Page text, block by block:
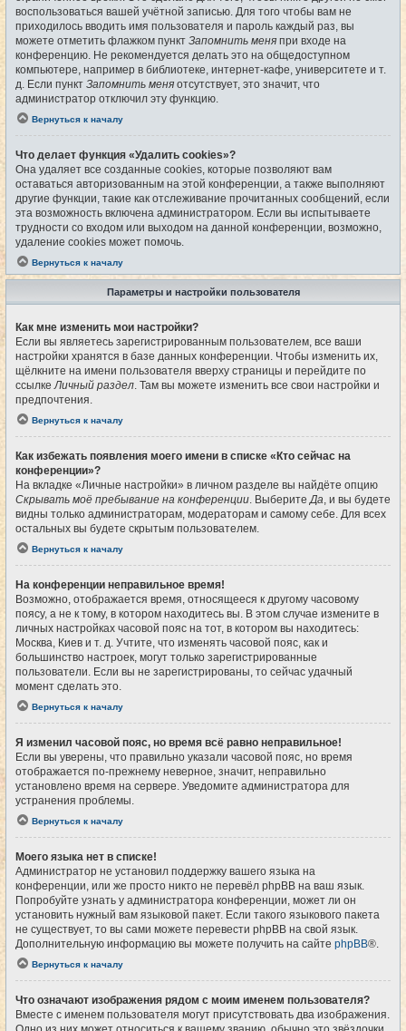
воспользоваться вашей учётной записью. Для того чтобы вам не
приходилось вводить имя пользователя и пароль каждый раз, вы
можете отметить флажком пункт Запомнить меня при входе на
конференцию. Не рекомендуется делать это на общедоступном
компьютере, например в библиотеке, интернет-кафе, университете и т.
д. Если пункт Запомнить меня отсутствует, это значит, что
администратор отключил эту функцию.
Вернуться к началу
Что делает функция «Удалить cookies»?
Она удаляет все созданные cookies, которые позволяют вам
оставаться авторизованным на этой конференции, а также выполняют
другие функции, такие как отслеживание прочитанных сообщений, если
эта возможность включена администратором. Если вы испытываете
трудности со входом или выходом на данной конференции, возможно,
удаление cookies может помочь.
Вернуться к началу
Параметры и настройки пользователя
Как мне изменить мои настройки?
Если вы являетесь зарегистрированным пользователем, все ваши
настройки хранятся в базе данных конференции. Чтобы изменить их,
щёлкните на имени пользователя вверху страницы и перейдите по
ссылкеЛичный раздел. Там вы можете изменить все свои настройки и
предпочтения.
Вернуться к началу
Как избежать появления моего имени в списке «Кто сейчас на
конференции»?
На вкладке «Личные настройки» в личном разделе вы найдёте опцию
Скрывать моё пребывание на конференции. ВыберитеДа, и вы будете
видны только администраторам, модераторам и самому себе. Для всех
остальных вы будете скрытым пользователем.
Вернуться к началу
На конференции неправильное время!
Возможно, отображается время, относящееся к другому часовому
поясу, а не к тому, в котором находитесь вы. В этом случае измените в
личных настройках часовой пояс на тот, в котором вы находитесь:
Москва, Киев и т. д. Учтите, что изменять часовой пояс, как и
большинство настроек, могут только зарегистрированные
пользователи. Если вы не зарегистрированы, то сейчас удачный
момент сделать это.
Вернуться к началу
Я изменил часовой пояс, но время всё равно неправильное!
Если вы уверены, что правильно указали часовой пояс, но время
отображается по-прежнему неверное, значит, неправильно
установлено время на сервере. Уведомите администратора для
устранения проблемы.
Вернуться к началу
Моего языка нет в списке!
Администратор не установил поддержку вашего языка на
конференции, или же просто никто не перевёл phpBB на ваш язык.
Попробуйте узнать у администратора конференции, может ли он
установить нужный вам языковой пакет. Если такого языкового пакета
не существует, то вы сами можете перевести phpBB на свой язык.
Дополнительную информацию вы можете получить на сайте phpBB®.
Вернуться к началу
Что означают изображения рядом с моим именем пользователя?
Вместе с именем пользователя могут присутствовать два изображения.